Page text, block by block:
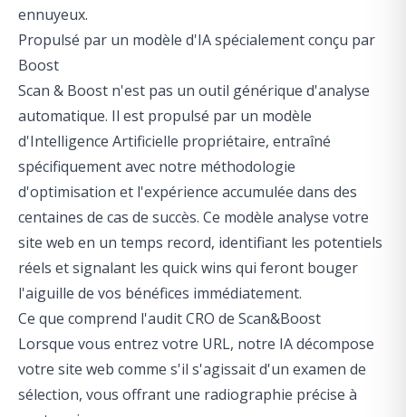
ennuyeux.
Propulsé par un modèle d'IA spécialement conçu par
Boost
Scan & Boost n'est pas un outil générique d'analyse
automatique. Il est propulsé par un modèle
d'Intelligence Artificielle propriétaire, entraîné
spécifiquement avec notre méthodologie
d'optimisation et l'expérience accumulée dans des
centaines de cas de succès. Ce modèle analyse votre
site web en un temps record, identifiant les potentiels
réels et signalant les quick wins qui feront bouger
l'aiguille de vos bénéfices immédiatement.
Ce que comprend l'audit CRO de Scan&Boost
Lorsque vous entrez votre URL, notre IA décompose
votre site web comme s'il s'agissait d'un examen de
sélection, vous offrant une radiographie précise à